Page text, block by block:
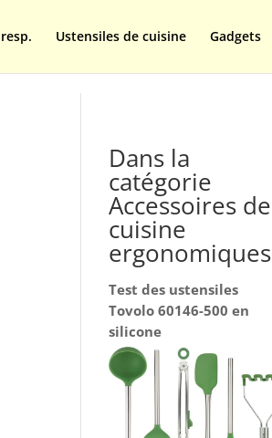
Ustensiles de cuisine Gadgets
Dans la
catégorie
Accessoires de
cuisine
ergonomiques
Test des ustensiles
Tovolo 60146-500 en
silicone